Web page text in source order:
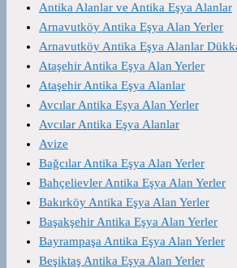
Antika Alanlar ve Antika Eşya Alanlar
Arnavutköy Antika Eşya Alan Yerler
Arnavutköy Antika Eşya Alanlar
Ataşehir Antika Eşya Alan Yerler
Ataşehir Antika Eşya Alanlar
Avcılar Antika Eşya Alan Yerler
Avcılar Antika Eşya Alanlar
Avize
Bağcılar Antika Eşya Alan Yerler
Bahçelievler Antika Eşya Alan Yerler
Bakırköy Antika Eşya Alan Yerler
Başakşehir Antika Eşya Alan Yerler
Bayrampaşa Antika Eşya Alan Yerler
Beşiktaş Antika Eşya Alan Yerler